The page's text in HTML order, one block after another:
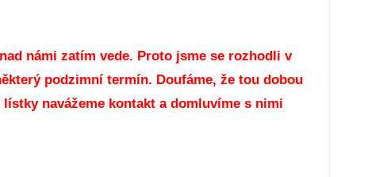
námi zatím vede. Proto jsme se rozhodli v
podzimní termín. Doufáme, že tou dobou
navážeme kontakt a domluvíme s nimi